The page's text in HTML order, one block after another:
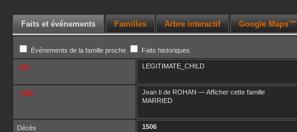
Faits et événements Familles Arbre interactif Google Maps™
Événements de la famille proche Faits historiques
_FIL LEGITIMATE_CHILD
_UST Jean Ii de ROHAN —Afficher cette famille
MARRIED
Décès 1506